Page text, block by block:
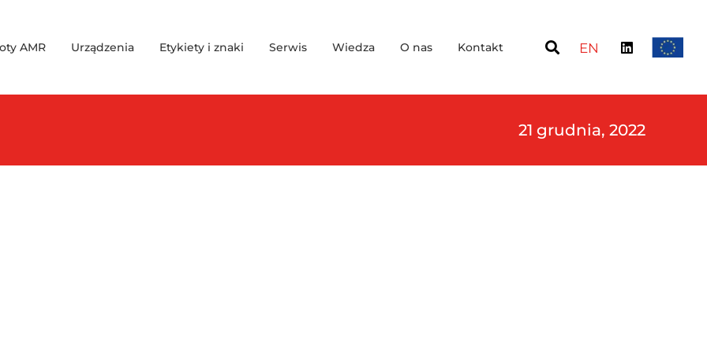
AMR Urządzenia Etykiety i znaki Serwis Wiedza O nas Kontakt EN
21 grudnia, 2022